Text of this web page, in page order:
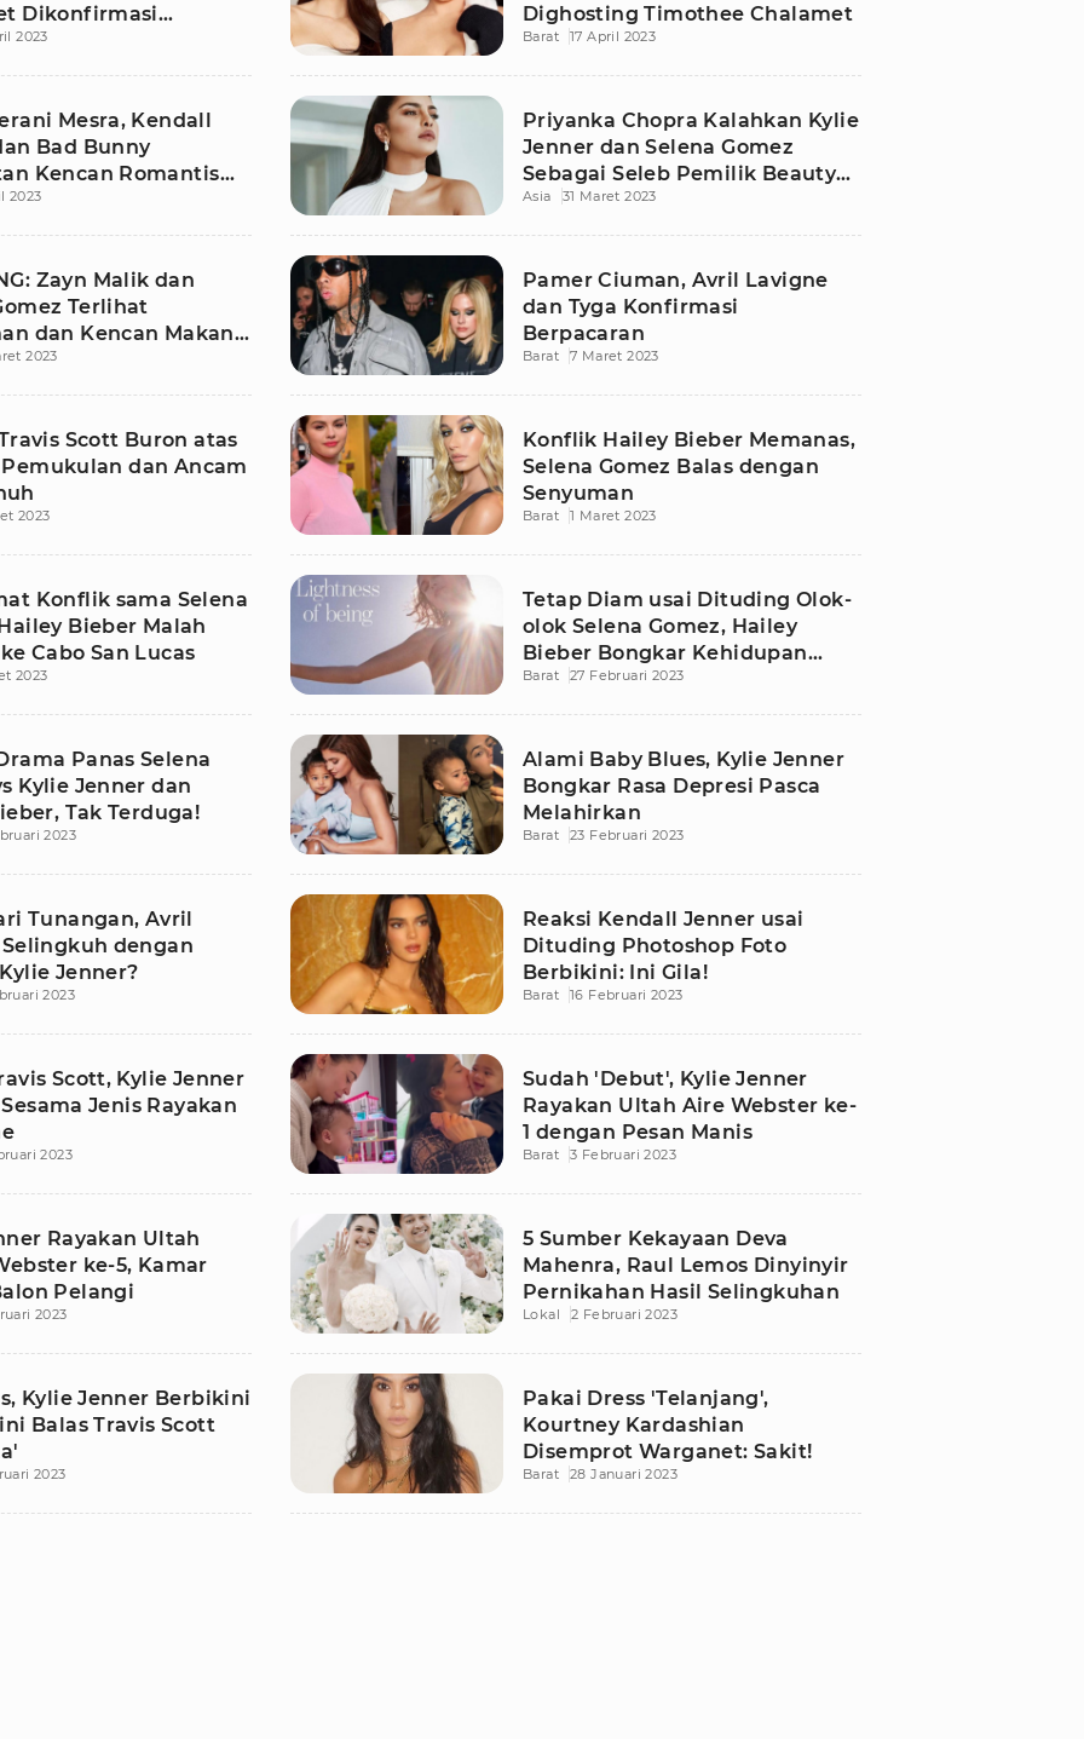
Dikonfirmasi
2023
Dighosting Timothee Chalamet
Barat 17 April 2023
Mesra, Kendall
Bad Bunny
Kencan Romantis
Kuda
2023
Priyanka Chopra Kalahkan Kylie
Jenner dan Selena Gomez
Sebagai Seleb Pemilik Beauty
Brand Terkaya
Asia 31 Maret 2023
Zayn Malik dan
Terlihat
dan Kencan Makan
New York
2023
Pamer Ciuman, Avril Lavigne
dan Tyga Konfirmasi
Berpacaran
Barat 7 Maret 2023
Scott Buron atas
dan Ancam
2023
Konflik Hailey Bieber Memanas,
Selena Gomez Balas dengan
Senyuman
Barat 1 Maret 2023
Konflik sama Selena
Bieber Malah
Cabo San Lucas
2023
Tetap Diam usai Dituding Olok-
olok Selena Gomez, Hailey
Bieber Bongkar Kehidupan
Pernikahan
Barat 27 Februari 2023
Panas Selena
Kylie Jenner dan
Tak Terduga!
2023
Alami Baby Blues, Kylie Jenner
Bongkar Rasa Depresi Pasca
Melahirkan
Barat 23 Februari 2023
Tunangan, Avril
dengan
Jenner?
2023
Reaksi Kendall Jenner usai
Dituding Photoshop Foto
Berbikini: Ini Gila!
Barat 16 Februari 2023
Scott, Kylie Jenner
Jenis Rayakan
2023
Sudah 'Debut', Kylie Jenner
Rayakan Ultah Aire Webster ke-
1 dengan Pesan Manis
Barat 3 Februari 2023
Rayakan Ultah
ke-5, Kamar
Pelangi
2023
5 Sumber Kekayaan Deva
Mahenra, Raul Lemos Dinyinyir
Pernikahan Hasil Selingkuhan
Lokal 2 Februari 2023
Kylie Jenner Berbikini
Balas Travis Scott
2023
Pakai Dress 'Telanjang',
Kourtney Kardashian
Disemprot Warganet: Sakit!
Barat 28 Januari 2023